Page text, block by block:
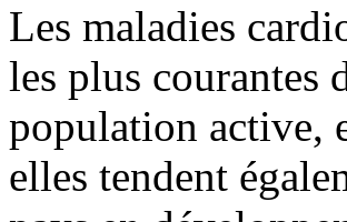
Les maladies
les plus courantes
population active,
elles tendent